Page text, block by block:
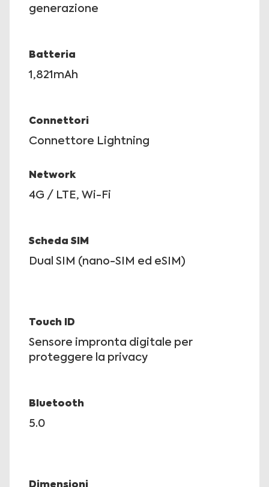
generazione
Batteria
1,821mAh
Connettori
Connettore Lightning
Network
4G / LTE, Wi-Fi
Scheda SIM
Dual SIM (nano-SIM ed eSIM)
Touch ID
Sensore impronta digitale per
proteggere la privacy
Bluetooth
5.0